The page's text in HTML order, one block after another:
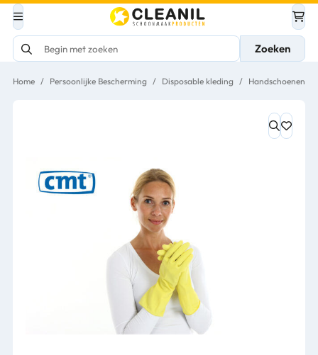
Zoeken
Home / Persoonlijke Bescherming / Disposable kleding / Handschoenen